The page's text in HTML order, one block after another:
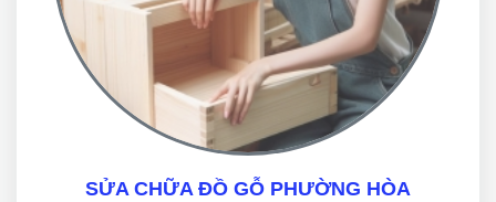
SỬA CHỮA ĐỒ GỖ PHƯỜNG HÒA